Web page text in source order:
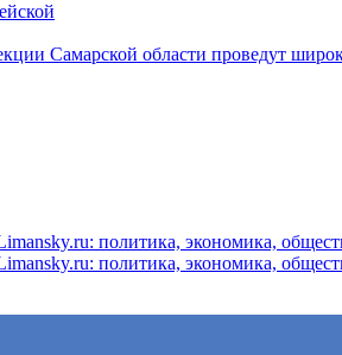
Самарской области проведут